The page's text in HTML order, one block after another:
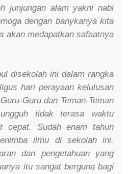
junjungan alam yakni nabi
dengan banykanya kita
akan medapatkan safaatnya
disekolah ini dalam rangka
hari perayaan kelulusan
Guru dan Teman-Teman
tidak terasa waktu
cepat. Sudah enam tahun
ilmu di sekolah ini.
dan pengetahuan yang
itu sangat berguna bagi